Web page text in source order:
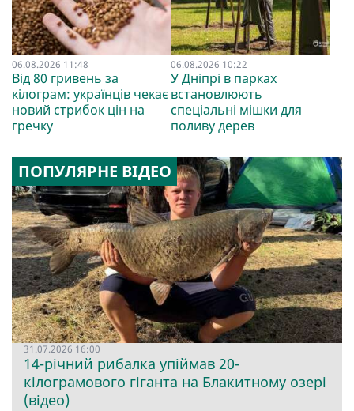
06.08.2026 11:48
Від 80 гривень за
кілограм: українців чекає
новий стрибок цін на
гречку
06.08.2026 10:22
У Дніпрі в парках
встановлюють
спеціальні мішки для
поливу дерев
ПОПУЛЯРНЕ ВІДЕО
31.07.2026 16:00
14-річний рибалка упіймав 20-
кілограмового гіганта на Блакитному озері
(відео)